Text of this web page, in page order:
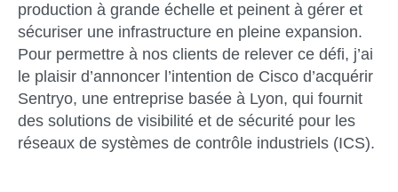
production à grande échelle et peinent à gérer et
sécuriser une infrastructure en pleine expansion.
Pour permettre à nos clients de relever ce défi, j’ai
le plaisir d’annoncer l’intention de Cisco d’acquérir
Sentryo, une entreprise basée à Lyon, qui fournit
des solutions de visibilité et de sécurité pour les
réseaux de systèmes de contrôle industriels (ICS).